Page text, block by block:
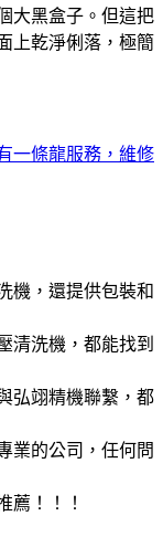
大黑盒子。但這把
上乾淨俐落，極簡
一條龍服務，維修
機，還提供包裝和
清洗機，都能找到
弘翊精機聯繫，都
業的公司，任何問
薦！！！